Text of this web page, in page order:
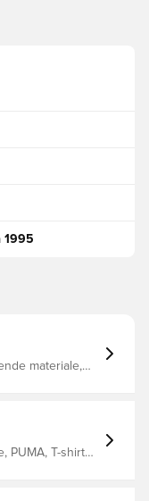
1995
materiale,
PUMA, T-shirts,